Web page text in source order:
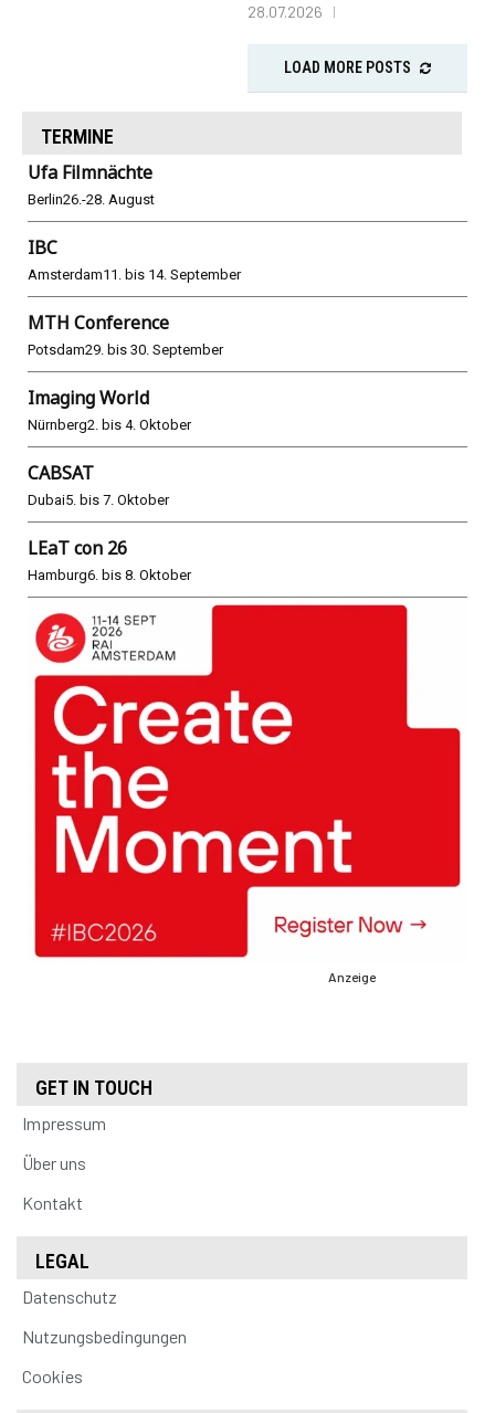
28.07.2026
LOAD MORE POSTS
TERMINE
Ufa Filmnächte
Berlin26.-28. August
IBC
Amsterdam11. bis 14. September
MTH Conference
Potsdam29. bis 30. September
Imaging World
Nürnberg2. bis 4. Oktober
CABSAT
Dubai5. bis 7. Oktober
LEaT con 26
Hamburg6. bis 8. Oktober
Anzeige
GET IN TOUCH
Impressum
Über uns
Kontakt
LEGAL
Datenschutz
Nutzungsbedingungen
Cookies